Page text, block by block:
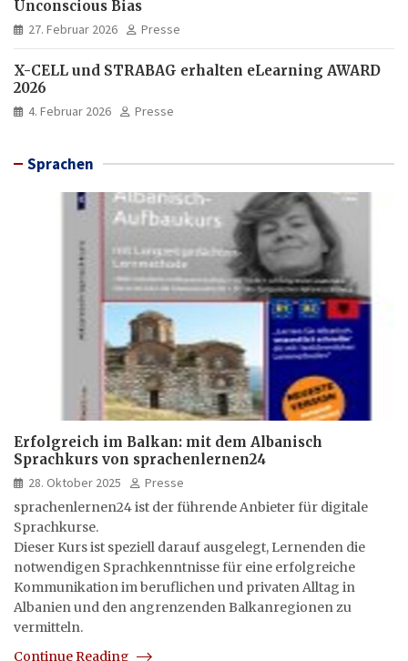
Unconscious Bias
27. Februar 2026 Presse
X-CELL und STRABAG erhalten eLearning AWARD
2026
4. Februar 2026 Presse
Sprachen
Erfolgreich im Balkan: mit dem Albanisch
Sprachkurs von sprachenlernen24
28. Oktober 2025
Presse
sprachenlernen24 ist der führende Anbieter für digitale
Sprachkurse.
Dieser Kurs ist speziell darauf ausgelegt, Lernenden die
notwendigen Sprachkenntnisse für eine erfolgreiche
Kommunikation im beruflichen und privaten Alltag in
Albanien und den angrenzenden Balkanregionen zu
vermitteln.
Continue Reading